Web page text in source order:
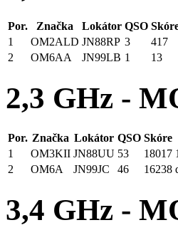
Por. Značka Lokátor QSO
1
OM2ALD JN88RP 3 417
2
OM6AA JN99LB 1 13
2,3 GHz -
Por. Značka Lokátor QSO Skóre
1
OM3KII JN88UU 53 18017
2
OM6A JN99JC 46 16238
3,4 GHz -